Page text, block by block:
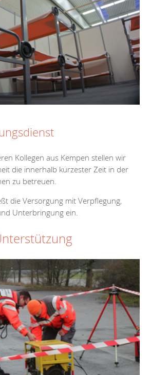
Kollegen aus Kempen stellen wir
die innerhalb kürzester Zeit in der
zu betreuen.
die Versorgung mit Verpflegung,
Unterbringung ein.